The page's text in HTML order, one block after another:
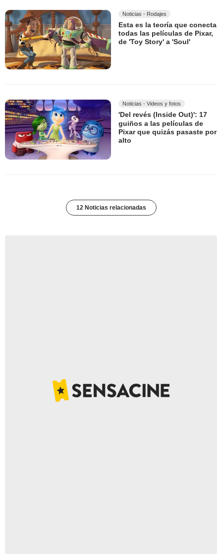
Noticias - Rodajes
Esta es la teoría que conecta
todas las películas de Pixar,
de 'Toy Story' a 'Soul'
Noticias - Videos y fotos
'Del revés (Inside Out)': 17
guiños a las películas de
Pixar que quizás pasaste por
alto
12 Noticias relacionadas